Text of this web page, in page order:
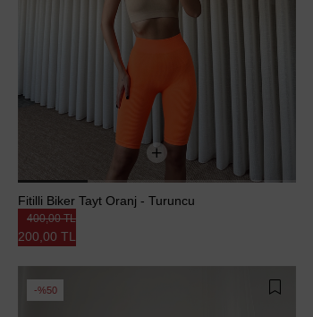
Fitilli Biker Tayt Oranj - Turuncu
200,00 TL
400,00 TL
%50